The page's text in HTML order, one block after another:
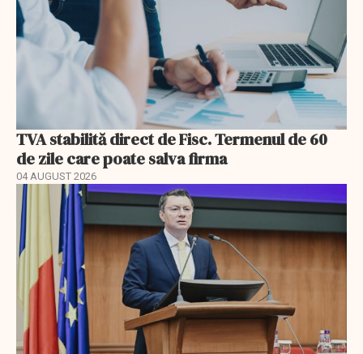
TVA stabilită direct de Fisc. Termenul de 60
de zile care poate salva firma
04 AUGUST 2026